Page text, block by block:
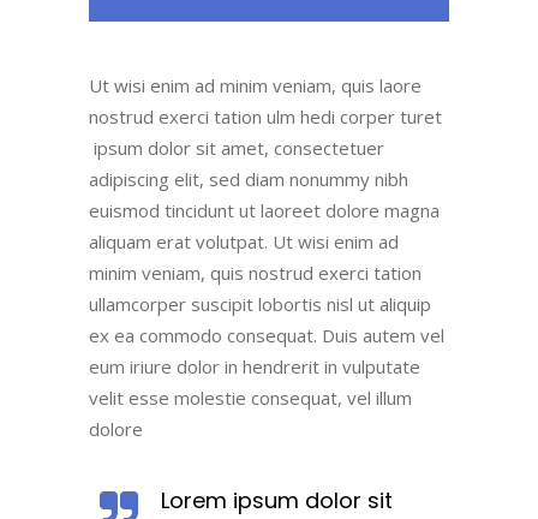
Ut wisi enim ad minim veniam, quis laore
nostrud exerci tation ulm hedi corper turet
ipsum dolor sit amet, consectetuer
adipiscing elit, sed diam nonummy nibh
euismod tincidunt ut laoreet dolore magna
aliquam erat volutpat. Ut wisi enim ad
minim veniam, quis nostrud exerci tation
ullamcorper suscipit lobortis nisl ut aliquip
ex ea commodo consequat. Duis autem vel
eum iriure dolor in hendrerit in vulputate
velit esse molestie consequat, vel illum
dolore
Lorem ipsum dolor sit